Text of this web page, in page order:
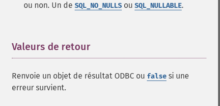
ou non. Un de SQL_NO_NULLS ou SQL_NULLABLE.
Valeurs de retour
Renvoie un objet de résultat ODBC ou false si une
erreur survient.